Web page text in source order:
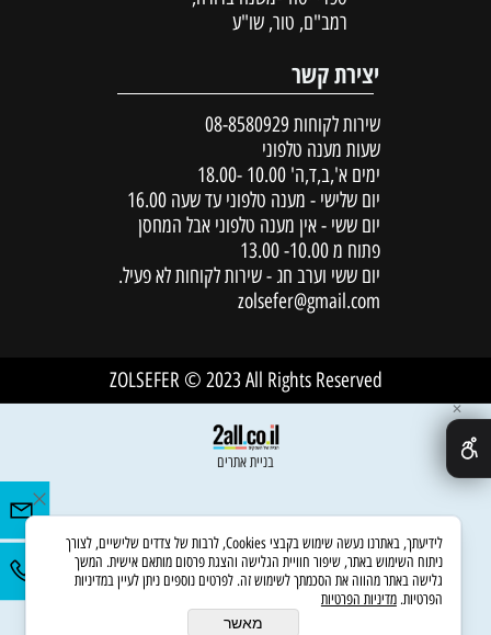
רמב"ם, טור, שו"ע
יצירת קשר
שירות לקוחות 08-8580929
שעות מענה טלפוני
ימים א',ב,ד,ה' 10.00 -18.00
יום שלישי - מענה טלפוני עד שעה 16.00
יום ששי - אין מענה טלפוני אבל המחסן
פתוח מ 10.00- 13.00
יום ששי וערב חג - שירות לקוחות לא פעיל.
zolsefer@gmail.com
ZOLSEFER © 2023 All Rights Reserved
בניית אתרים
✕
לידיעתך, באתרנו נעשה שימוש בקבצי Cookies, לרבות של צדדים שלישיים, לצורך
ניתוח השימוש באתר, שיפור חוויית הגלישה והצגת פרסום מותאם אישית. המשך
גלישה באתר מהווה את הסכמתך לשימוש זה. לפרטים נוספים ניתן לעיין במדיניות
הפרטיות. מדיניות הפרטיות
מאשר